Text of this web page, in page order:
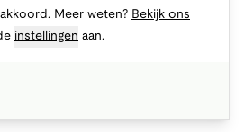
Meer weten? Bekijk ons
instellingen aan.